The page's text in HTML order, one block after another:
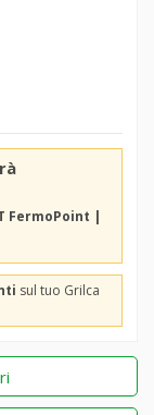
FermoPoint |
sul tuo Grilca